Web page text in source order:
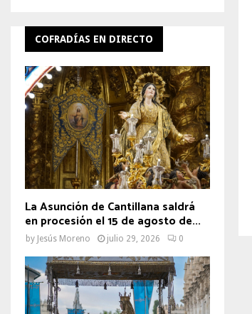
COFRADÍAS EN DIRECTO
La Asunción de Cantillana saldrá
en procesión el 15 de agosto de...
by Jesús Moreno julio 29, 2026 0